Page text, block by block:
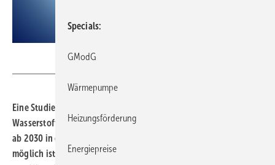
Eine Studie zeigt, dass die Produktion von grünem Elektrolyse-
Wasserstoff in Europa noch lange teuer bleibt und zukünftig erst
ab 2030 in ersten europäischen Ländern für rund 3 Euro/kg
möglich ist. In Deutschland werden diese Herstellungskosten
Specials
GModG
Wärmepumpe
Heizungsförderung
Energiepreise